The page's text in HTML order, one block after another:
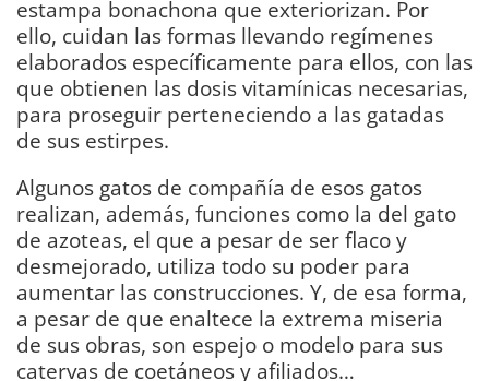
estampa bonachona que exteriorizan. Por
ello, cuidan las formas llevando regímenes
elaborados específicamente para ellos, con las
que obtienen las dosis vitamínicas necesarias,
para proseguir perteneciendo a las gatadas
de sus estirpes.
Algunos gatos de compañía de esos gatos
realizan, además, funciones como la del gato
de azoteas, el que a pesar de ser flaco y
desmejorado, utiliza todo su poder para
aumentar las construcciones. Y, de esa forma,
a pesar de que enaltece la extrema miseria
de sus obras, son espejo o modelo para sus
catervas de coetáneos y afiliados…